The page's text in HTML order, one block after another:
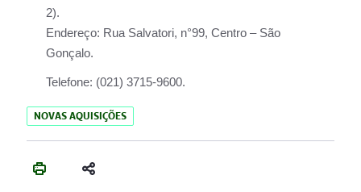
2).
Endereço: Rua Salvatori, n°99, Centro – São
Gonçalo.
Telefone: (021) 3715-9600.
NOVAS AQUISIÇÕES